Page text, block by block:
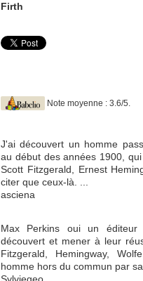
Firth
Note moyenne : 3.6/5.
J'ai découvert un homme
au début des années 1900,
Scott Fitzgerald, Ernest
citer que ceux-là. ...
asciena
Max Perkins oui un
découvert et mener à leur
Fitzgerald, Hemingway,
homme hors du commun par